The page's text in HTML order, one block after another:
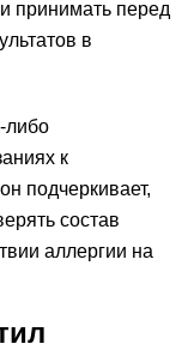
принимать перед
в
либо
к
подчеркивает,
состав
аллергии на